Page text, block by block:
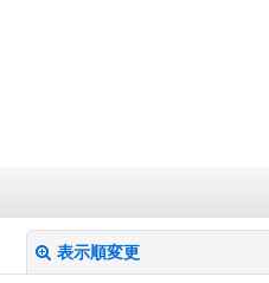
表示順変更